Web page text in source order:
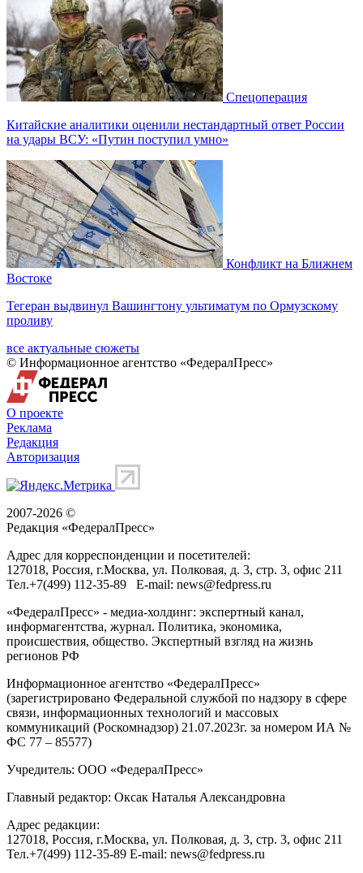
Спецоперация
Китайские аналитики оценили нестандартный ответ России
на удары ВСУ: «Путин поступил умно»
Конфликт на Ближнем
Востоке
Тегеран выдвинул Вашингтону ультиматум по Ормузскому
проливу
все актуальные сюжеты
© Информационное агентство «ФедералПресс»
О проекте
Реклама
Редакция
Авторизация
2007-2026 ©
Редакция «ФедералПресс»
Адрес для корреспонденции и посетителей:
127018, Россия, г.Москва, ул. Полковая, д. 3, стр. 3, офис 211
Тел.+7(499) 112-35-89 E-mail: news@fedpress.ru
«ФедералПресс» - медиа-холдинг: экспертный канал,
информагентства, журнал. Политика, экономика,
происшествия, общество. Экспертный взгляд на жизнь
регионов РФ
Информационное агентство «ФедералПресс»
(зарегистрировано Федеральной службой по надзору в сфере
связи, информационных технологий и массовых
коммуникаций (Роскомнадзор) 21.07.2023г. за номером ИА №
ФС 77 – 85577)
Учредитель: ООО «ФедералПресс»
Главный редактор: Оксак Наталья Александровна
Адрес редакции:
127018, Россия, г.Москва, ул. Полковая, д. 3, стр. 3, офис 211
Тел.+7(499) 112-35-89 E-mail: news@fedpress.ru